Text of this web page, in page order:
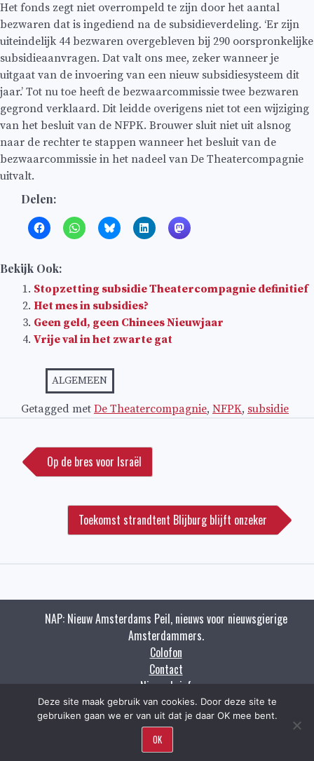
Het fonds zegt niet overrompeld te zijn door het aantal
bezwaren dat is ingediend na de subsidieverdeling. ‘Er zijn
uiteindelijk 44 bezwaren overgebleven bij 290 oorspronkelijke
subsidieaanvragen. Dat valt ons mee, zeker wanneer je
uitgaat van de invoering van een nieuw subsidiesysteem dit
jaar.’ Tot nu toe heeft de bezwaarcommissie twee bezwaren
gegrond verklaard. Dit leidde overigens niet tot een wijziging
van het besluit van de NFPK. Brouwer sluit niet uit alsnog
naar de rechter te stappen wanneer het besluit van de
bezwaarcommissie in het nadeel van De Theatercompagnie
uitvalt.
Delen:
Bekijk Ook:
Stopzetting subsidie Theatercompagnie definitief
Het mes in subsidies?
Geen geld, geen Chinees Nieuwjaar
Vrije val in het zwarte gat
ALGEMEEN
Getagged met De Theatercompagnie, NFPK, subsidie
navigatie
Op de bres voor Israël
Toekomst strandtent Blijburg blijft onzeker
NAP: Nieuw Amsterdams Peil, nieuws voor nieuwsgierige
Amsterdammers.
Colofon
Contact
Nieuwsbrief
Zoeken
Copyright napnieuws.nl 2009 - 2021.
Deze site maak gebruik van cookies. Door deze site te
gebruiken gaan we er van uit dat je daar OK mee bent.
OK